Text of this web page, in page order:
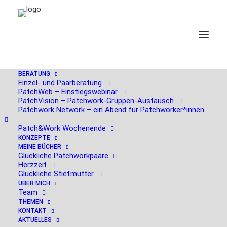
BERATUNG
Einzel- und Paarberatung
PatchWeb – Einstiegswebinar
PatchVision – Patchwork-Gruppen-Austausch
Patchwork Network – ein Abend für Patchworker*innen
Patch&Work Wochenende
KONZEPTE
MEINE BÜCHER
Glückliche Patchworkpaare
Herzzeit
Glückliche Stiefmutter
ÜBER MICH
Team
THEMEN
KONTAKT
AKTUELLES
Links